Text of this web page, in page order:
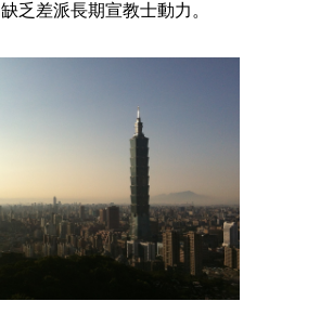
乏差派長期宣教士動力。